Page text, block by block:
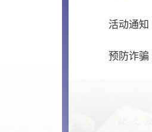
活动通知
预防诈骗